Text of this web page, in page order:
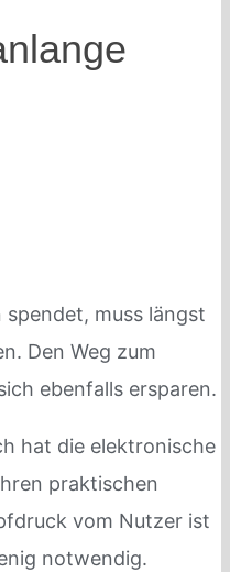
muss längst
Den Weg zum
ebenfalls ersparen.
hat die elektronische
praktischen
vom Nutzer ist
notwendig.